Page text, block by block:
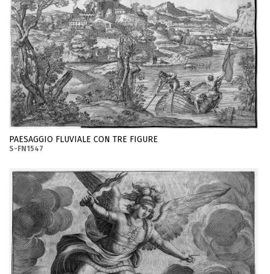
PAESAGGIO FLUVIALE CON TRE FIGURE
S-FN1547